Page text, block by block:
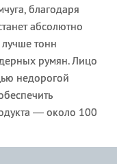
благодаря
абсолютно
тонн
румян. Лицо
недорогой
— около 100